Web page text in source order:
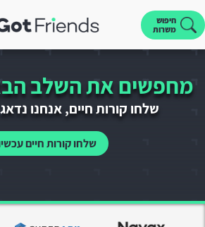
חיפוש
משרות
מחפשים את השלב
שלחו קורות חיים, אנחנו
שלחו קורות חיים